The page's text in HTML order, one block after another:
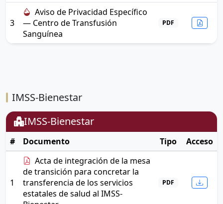
3
Aviso de Privacidad Específico
— Centro de Transfusión
Sanguínea
PDF
IMSS-Bienestar
IMSS-Bienestar
# Documento Tipo Acceso
1
Acta de integración de la mesa
de transición para concretar la
transferencia de los servicios
estatales de salud al IMSS-
PDF